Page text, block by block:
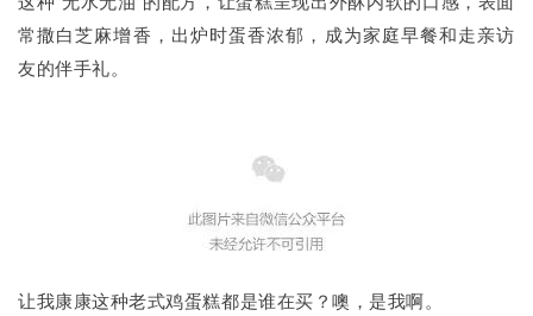
常撒白芝麻增香，出炉时蛋香浓郁，成为家庭早餐和走亲访
友的伴手礼。
让我康康这种老式鸡蛋糕都是谁在买？噢，是我啊。